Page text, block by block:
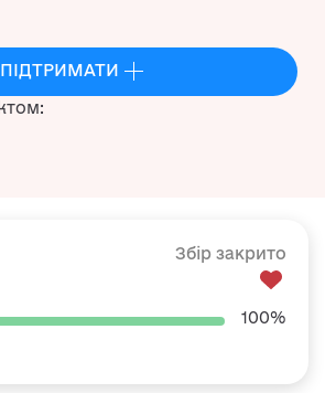
ПІДТРИМАТИ
Збір закрито
100%